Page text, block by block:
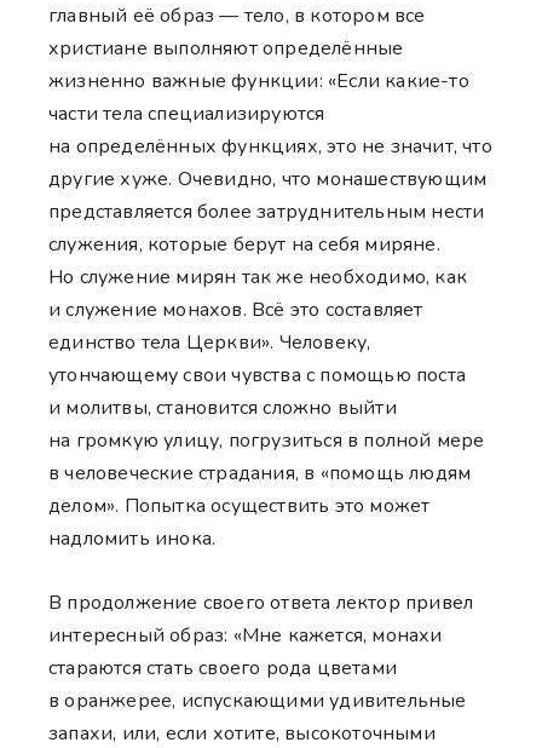
главный её образ — тело, в котором все
христиане выполняют определённые
жизненно важные функции: «Если какие-то
части тела специализируются
на определённых функциях, это не значит, что
другие хуже. Очевидно, что монашествующим
представляется более затруднительным нести
служения, которые берут на себя миряне.
Но служение мирян так же необходимо, как
и служение монахов. Всё это составляет
единство тела Церкви». Человеку,
утончающему свои чувства с помощью поста
и молитвы, становится сложно выйти
на громкую улицу, погрузиться в полной мере
в человеческие страдания, в «помощь людям
делом». Попытка осуществить это может
надломить инока.
В продолжение своего ответа лектор привел
интересный образ: «Мне кажется, монахи
стараются стать своего рода цветами
в оранжерее, испускающими удивительные
запахи, или, если хотите, высокоточными